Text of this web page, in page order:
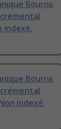
Bourns
indexé,
Bourns
indexé,